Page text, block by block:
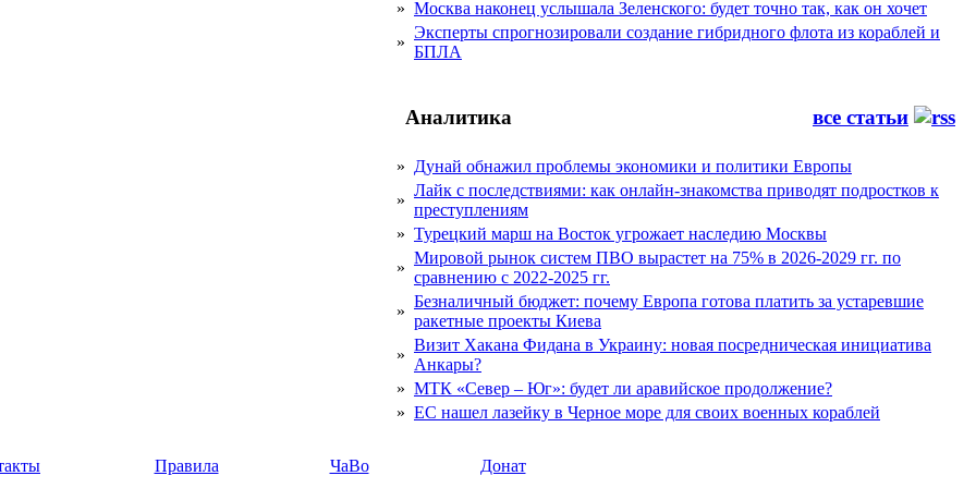
» Москва наконец услышала Зеленского: будет точно так, как он хочет
»
Эксперты спрогнозировали создание гибридного флота из кораблей и
БПЛА
Аналитика все статьи
» Дунай обнажил проблемы экономики и политики Европы
»
Лайк с последствиями: как онлайн-знакомства приводят подростков к
преступлениям
» Турецкий марш на Восток угрожает наследию Москвы
»
Мировой рынок систем ПВО вырастет на 75% в 2026-2029 гг. по
сравнению с 2022-2025 гг.
»
Безналичный бюджет: почему Европа готова платить за устаревшие
ракетные проекты Киева
»
Визит Хакана Фидана в Украину: новая посредническая инициатива
Анкары?
» МТК «Север – Юг»: будет ли аравийское продолжение?
» ЕС нашел лазейку в Черное море для своих военных кораблей
Правила ЧаВо
Донат